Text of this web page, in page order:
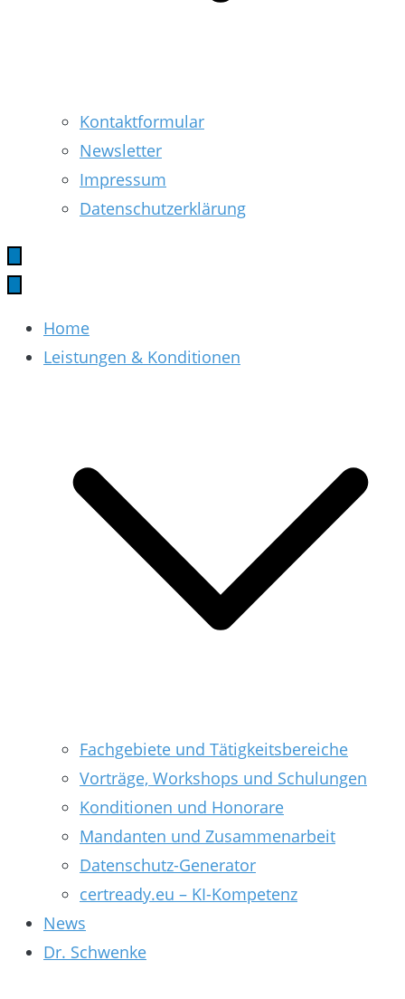
Kontaktformular
Newsletter
Impressum
Datenschutzerklärung
Home
Leistungen & Konditionen
Fachgebiete und Tätigkeitsbereiche
Vorträge, Workshops und Schulungen
Konditionen und Honorare
Mandanten und Zusammenarbeit
Datenschutz-Generator
certready.eu – KI-Kompetenz
News
Dr. Schwenke